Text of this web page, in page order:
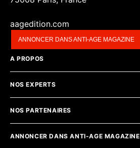
aagedition.com
ANNONCER DANS ANTI-AGE MAGAZINE
A PROPOS
NOS EXPERTS
NOS PARTENAIRES
ANNONCER DANS ANTI-AGE MAGAZINE